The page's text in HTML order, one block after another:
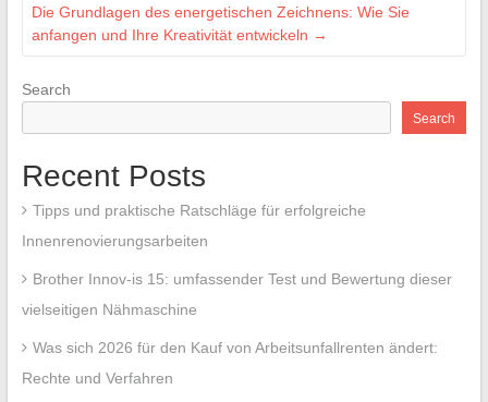
Die Grundlagen des energetischen Zeichnens: Wie Sie
anfangen und Ihre Kreativität entwickeln →
Search
Search
Recent Posts
Tipps und praktische Ratschläge für erfolgreiche
Innenrenovierungsarbeiten
Brother Innov-is 15: umfassender Test und Bewertung dieser
vielseitigen Nähmaschine
Was sich 2026 für den Kauf von Arbeitsunfallrenten ändert:
Rechte und Verfahren